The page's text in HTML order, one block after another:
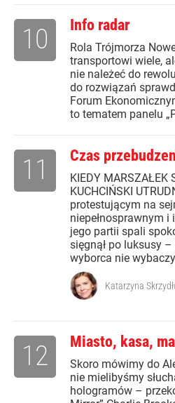
Info radar
Rola Trójmorza
transportowi wiele,
nie należeć do
do rozwiązań
Forum
to tematem panelu
10
Czas
KIEDY MARSZAŁEK
KUCHCIŃSKI
protestującym na
niepełnosprawnym
jego partii spali
sięgnął po luksusy
wyborca nie
11
Katarzyna
Miasto, kasa,
Skoro mówimy do
nie mielibyśmy
hologramów –
12